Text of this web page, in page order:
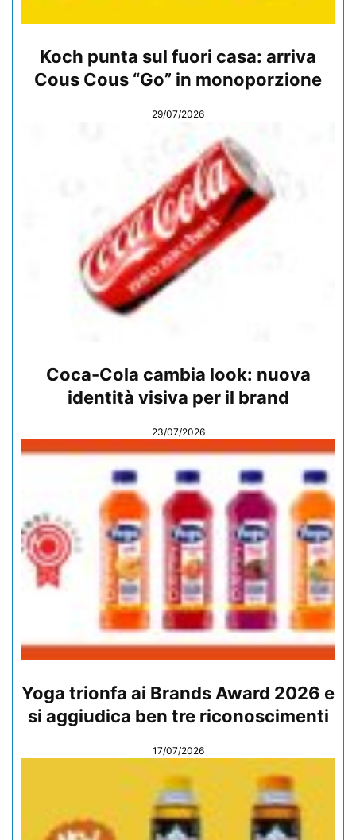
Koch punta sul fuori casa: arriva
Cous Cous “Go” in monoporzione
29/07/2026
Coca-Cola cambia look: nuova
identità visiva per il brand
23/07/2026
Yoga trionfa ai Brands Award 2026 e
si aggiudica ben tre riconoscimenti
17/07/2026